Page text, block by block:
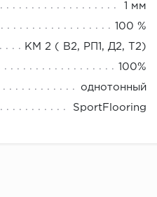
1 мм
100 %
КМ 2 ( В2, РП1, Д2, Т2)
100%
однотонный
SportFlooring